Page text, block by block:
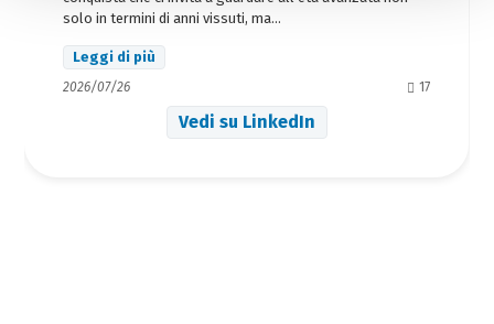
analitici e di profilazione, clicca su «Accetta tutti». Per
gestire o disabilitare i cookie clicca su «Personalizza».
Per chiudere il banner e rifiutarli clicca sul tasto
«RIFIUTA»; in questo caso, la navigazione proseguirà
esclusivamente con i cookie tecnici. Per maggiori
solo in termini di anni vissuti, ma...
Leggi di più
2026/07/26 17
Vedi su LinkedIn